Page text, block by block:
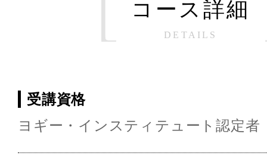
コース詳細
DETAILS
受講資格
ヨギー・インスティテュート認定者